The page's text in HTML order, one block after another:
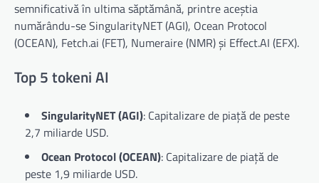
semnificativă în ultima săptămână, printre aceștia
numărându-se SingularityNET (AGI), Ocean Protocol
(OCEAN), Fetch.ai (FET), Numeraire (NMR) și Effect.AI (EFX).
Top 5 tokeni AI
SingularityNET (AGI): Capitalizare de piață de peste
2,7 miliarde USD.
Ocean Protocol (OCEAN): Capitalizare de piață de
peste 1,9 miliarde USD.